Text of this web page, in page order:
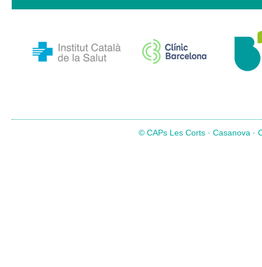
© CAPs Les Corts · Casanova ·